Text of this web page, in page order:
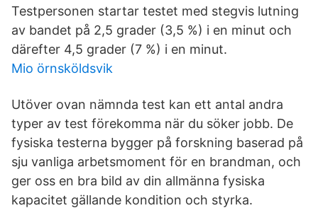
Testpersonen startar testet med stegvis lutning
av bandet på 2,5 grader (3,5 %) i en minut och
därefter 4,5 grader (7 %) i en minut.
Mio örnsköldsvik
Utöver ovan nämnda test kan ett antal andra
typer av test förekomma när du söker jobb. De
fysiska testerna bygger på forskning baserad på
sju vanliga arbetsmoment för en brandman, och
ger oss en bra bild av din allmänna fysiska
kapacitet gällande kondition och styrka.